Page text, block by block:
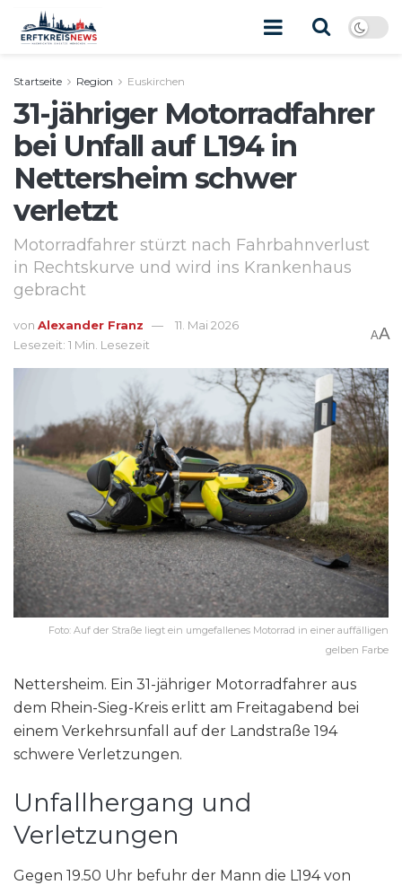
Startseite Region Euskirchen
31-jähriger Motorradfahrer
bei Unfall auf L194 in
Nettersheim schwer
verletzt
Motorradfahrer stürzt nach Fahrbahnverlust
in Rechtskurve und wird ins Krankenhaus
gebracht
von Alexander Franz
11. Mai 2026
Lesezeit: 1 Min. Lesezeit
AA
Foto: Auf der Straße liegt ein umgefallenes Motorrad in einer auffälligen
gelben Farbe
Nettersheim. Ein 31-jähriger Motorradfahrer aus
dem Rhein-Sieg-Kreis erlitt am Freitagabend bei
einem Verkehrsunfall auf der Landstraße 194
schwere Verletzungen.
Unfallhergang und
Verletzungen
Gegen 19.50 Uhr befuhr der Mann die L194 von